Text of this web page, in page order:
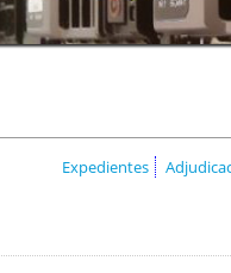
Expedientes